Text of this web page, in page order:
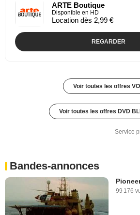
ARTE Boutique
Disponible en HD
Location dès 2,99 €
REGARDER
Voir toutes les offres
Voir toutes les offres DVD
Service
Bandes-annonces
99 176